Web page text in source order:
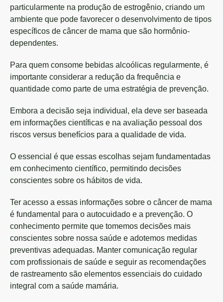
particularmente na produção de estrogênio, criando um
ambiente que pode favorecer o desenvolvimento de tipos
específicos de câncer de mama que são hormônio-
dependentes.
Para quem consome bebidas alcoólicas regularmente, é
importante considerar a redução da frequência e
quantidade como parte de uma estratégia de prevenção.
Embora a decisão seja individual, ela deve ser baseada
em informações científicas e na avaliação pessoal dos
riscos versus benefícios para a qualidade de vida.
O essencial é que essas escolhas sejam fundamentadas
em conhecimento científico, permitindo decisões
conscientes sobre os hábitos de vida.
Ter acesso a essas informações sobre o câncer de mama
é fundamental para o autocuidado e a prevenção. O
conhecimento permite que tomemos decisões mais
conscientes sobre nossa saúde e adotemos medidas
preventivas adequadas. Manter comunicação regular
com profissionais de saúde e seguir as recomendações
de rastreamento são elementos essenciais do cuidado
integral com a saúde mamária.